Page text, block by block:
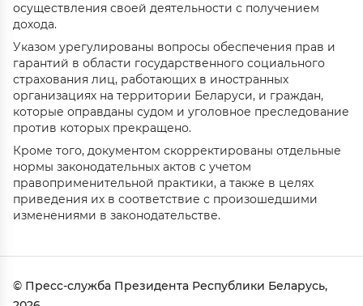
осуществления своей деятельности с получением
дохода.
Указом урегулированы вопросы обеспечения прав и
гарантий в области государственного социального
страхования лиц, работающих в иностранных
организациях на территории Беларуси, и граждан,
которые оправданы судом и уголовное преследование
против которых прекращено.
Кроме того, документом скорректированы отдельные
нормы законодательных актов с учетом
правоприменительной практики, а также в целях
приведения их в соответствие с произошедшими
изменениями в законодательстве.
© Пресс-служба Президента Республики Беларусь,